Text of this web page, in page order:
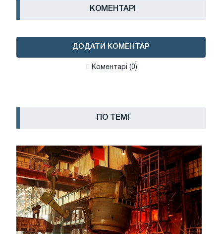
КОМЕНТАРІ
ДОДАТИ КОМЕНТАР
Коментарі (0)
ПО ТЕМІ